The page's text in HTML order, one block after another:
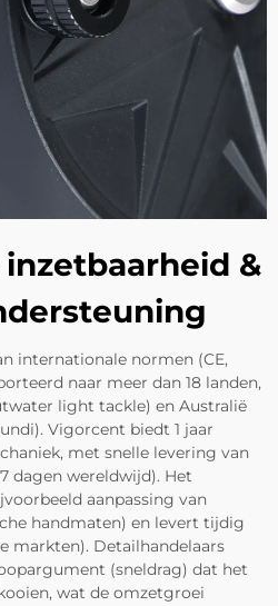
&
internationale normen (CE,
naar meer dan 18 landen,
light tackle) en Australië
Vigorcent biedt 1 jaar
met snelle levering van
dagen wereldwijd). Het
aanpassing van
handmaten) en levert tijdig
markten). Detailhandelaars
(sneldrag) dat het
wat de omzetgroei